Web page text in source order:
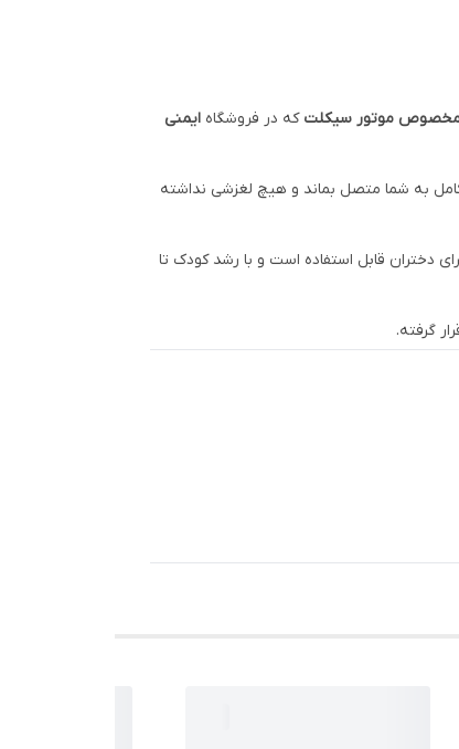
مخصوص موتور سیکلت که در فروشگاه ایمنی
به شما متصل بماند و هیچ لغزشی نداشته
قابل استفاده است و با رشد کودک تا
گرفته.